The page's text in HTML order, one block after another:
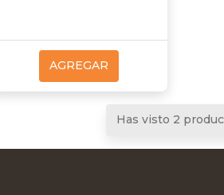
AGREGAR
Has visto 2